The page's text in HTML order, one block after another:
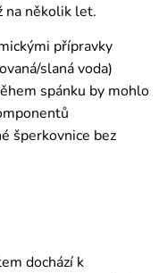
na několik let.
přípravky
slaná voda)
spánku by mohlo
šperkovnice bez
dochází k